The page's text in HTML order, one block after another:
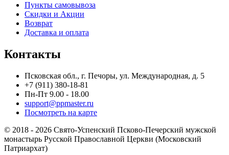
Пункты самовывоза
Скидки и Акции
Возврат
Доставка и оплата
Контакты
Псковская обл., г. Печоры, ул. Международная, д. 5
+7 (911) 380-18-81
Пн-Пт 9.00 - 18.00
support@ppmaster.ru
Посмотреть на карте
© 2018 - 2026 Свято-Успенский Псково-Печерский мужской
монастырь Русской Православной Церкви (Московский
Патриархат)